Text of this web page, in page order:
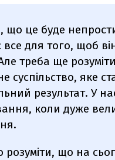
що це буде
все для того, щоб
треба ще
суспільство, яке
результат. У
коли дуже
що на